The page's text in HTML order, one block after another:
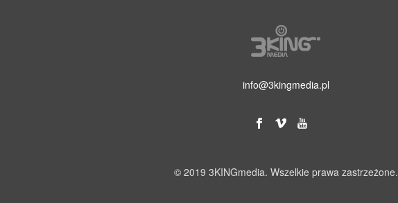
info@3kingmedia.pl
© 2019 3KINGmedia. Wszelkie prawa zastrzeżone.